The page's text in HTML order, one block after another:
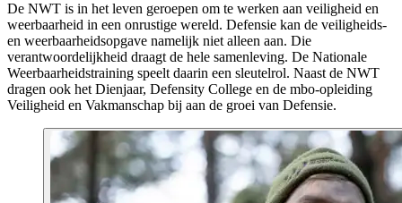
De NWT is in het leven geroepen om te werken aan veiligheid en
weerbaarheid in een onrustige wereld. Defensie kan de veiligheids-
en weerbaarheidsopgave namelijk niet alleen aan. Die
verantwoordelijkheid draagt de hele samenleving. De Nationale
Weerbaarheidstraining speelt daarin een sleutelrol. Naast de NWT
dragen ook het Dienjaar, Defensity College en de mbo-opleiding
Veiligheid en Vakmanschap bij aan de groei van Defensie.